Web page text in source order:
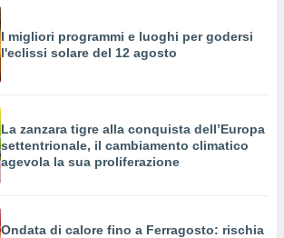
I migliori programmi e luoghi per godersi
l'eclissi solare del 12 agosto
La zanzara tigre alla conquista dell’Europa
settentrionale, il cambiamento climatico
agevola la sua proliferazione
Ondata di calore fino a Ferragosto: rischia